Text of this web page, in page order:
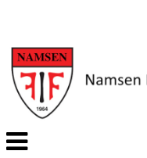
Veksle
navigasjon